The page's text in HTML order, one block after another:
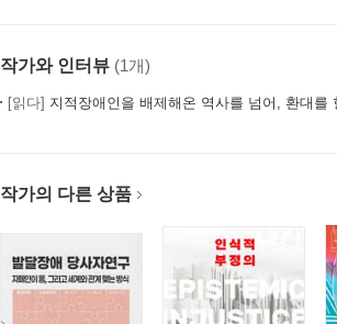
작가와 인터뷰 (1개)
[읽다] 지적장애인을 배제해온 역사를 넘어, 환대를
작가의 다른 상품